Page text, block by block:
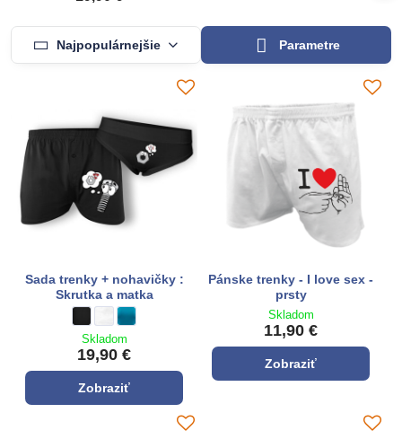
Najpopulárnejšie Parametre
Sada trenky + nohavičky :
Skrutka a matka
Sada trenky + nohavičky : Skrutka a matka - Farba:
Sada trenky + nohavičky : Skrutka a matka - Farba:
bielaSada trenky + nohavičky : Skrutka a matka - Farba:
tyrkysová modrá
Skladom
19,90 €
Zobraziť
Pánske trenky - I love sex -
prsty
Skladom
11,90 €
Zobraziť